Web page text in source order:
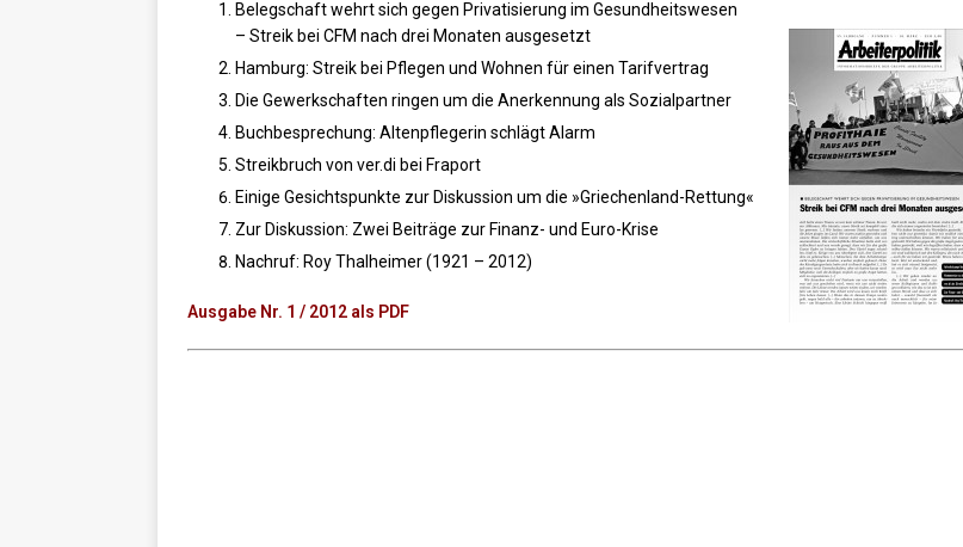
Belegschaft wehrt sich gegen Privatisierung im Gesundheitswesen
– Streik bei CFM nach drei Monaten ausgesetzt
Hamburg: Streik bei Pflegen und Wohnen für einen Tarifvertrag
Die Gewerkschaften ringen um die Anerkennung als Sozialpartner
Buchbesprechung: Altenpflegerin schlägt Alarm
Streikbruch von ver.di bei Fraport
Einige Gesichtspunkte zur Diskussion um die »Griechenland-Rettung«
Zur Diskussion: Zwei Beiträge zur Finanz- und Euro-Krise
Nachruf: Roy Thalheimer (1921 – 2012)
Ausgabe Nr. 1 / 2012 als PDF